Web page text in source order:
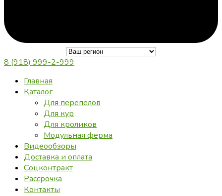
8 (918) 999-2-999
Главная
Каталог
Для перепелов
Для кур
Для кроликов
Модульная ферма
Видеообзоры
Доставка и оплата
Соцконтракт
Рассрочка
Контакты